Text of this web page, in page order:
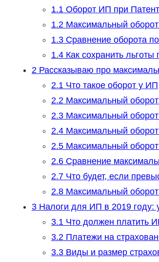
1.1Оборот ИП при
1.2Максимальный
1.3Сравнение оборота
1.4Как сохранить
2Рассказываю про
2.1Что такое оборот у ИП
2.2Максимальный
2.3Максимальный
2.4Максимальный
2.5Максимальный
2.6Сравнение
2.7Что будет, если
2.8Максимальный
3Налоги для ИП в 2019 году:
3.1Что должен платить
3.2Платежи на
3.3Виды и размер